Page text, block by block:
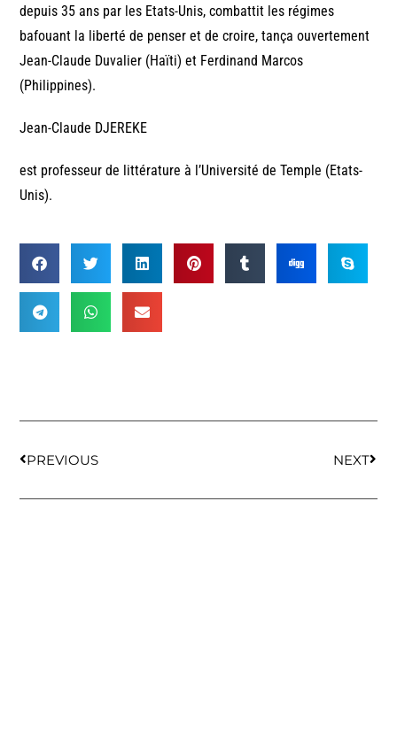
depuis 35 ans par les Etats-Unis, combattit les régimes
bafouant la liberté de penser et de croire, tança ouvertement
Jean-Claude Duvalier (Haïti) et Ferdinand Marcos
(Philippines).
Jean-Claude DJEREKE
est professeur de littérature à l’Université de Temple (Etats-
Unis).
PREVIOUS NEXT